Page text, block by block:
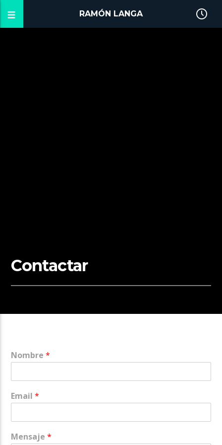
RAMÓN LANGA
Contactar
Nombre*
Email*
Mensaje*